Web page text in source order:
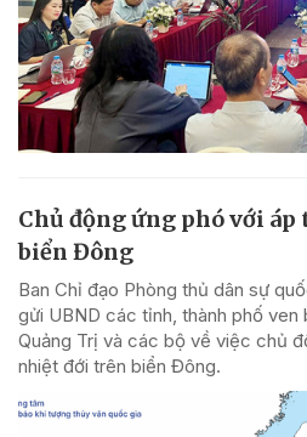
Chủ động ứng phó với
biển Đông
Ban Chỉ đạo Phòng thủ dân sự
gửi UBND các tỉnh, thành phố ven
Quảng Trị và các bộ về việc chủ
nhiệt đới trên biển Đông.